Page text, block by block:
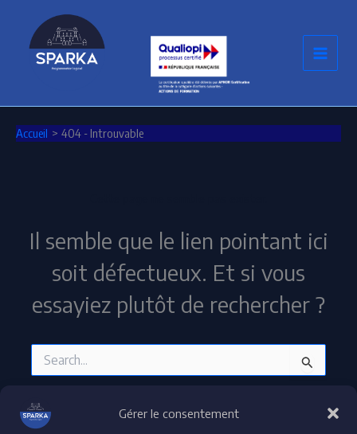
Gérer le consentement
contenu
Accueil 404 - Introuvable
Il semble que le lien pointant ici
soit défectueux. Et si vous
essayiez plutôt de rechercher ?